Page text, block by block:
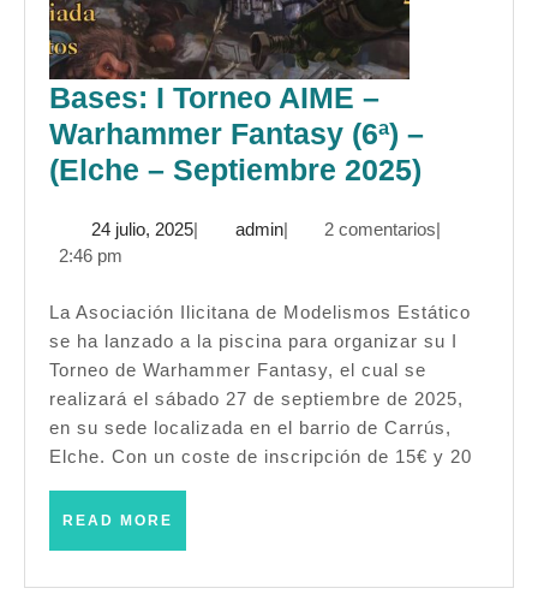
Bases: I Torneo AIME –
Warhammer Fantasy (6ª) –
(Elche – Septiembre 2025)
Torneo
–
Fantasy
(6ª)
–
24 julio, 202524
| adminadmin
| 2 comentarios|
2:46 pm
La Asociación Ilicitana de Modelismos Estático
se ha lanzado a la piscina para organizar su I
Torneo de Warhammer Fantasy, el cual se
realizará el sábado 27 de septiembre de 2025,
en su sede localizada en el barrio de Carrús,
Elche. Con un coste de inscripción de 15€ y 20
READ MORE